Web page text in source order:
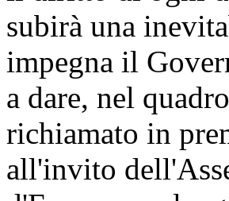
subirà una
impegna il
a dare, nel
richiamato in
all'invito